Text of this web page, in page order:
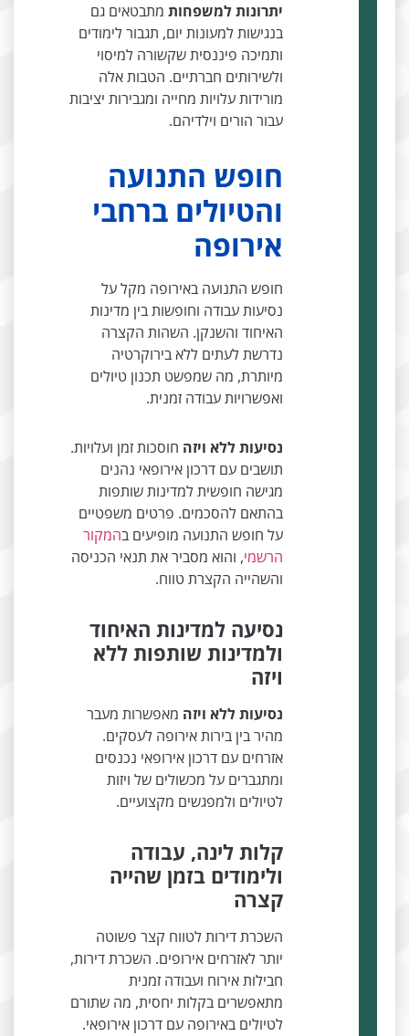
יתרונות למשפחותמתבטאים גם
בנגישות למעונות יום, תגבור לימודים
ותמיכה פיננסית שקשורה למיסוי
ולשירותים חברתיים. הטבות אלה
מורידות עלויות מחייה ומגבירות יציבות
עבור הורים וילדיהם.
חופש התנועה
והטיולים ברחבי
אירופה
חופש התנועה באירופה מקל על
נסיעות עבודה וחופשות בין מדינות
האיחוד והשנקן. השהות הקצרה
נדרשת לעתים ללא בירוקרטיה
מיותרת, מה שמפשט תכנון טיולים
ואפשרויות עבודה זמנית.
נסיעות ללא ויזהחוסכות זמן ועלויות.
תושבים עם דרכון אירופאי נהנים
מגישה חופשית למדינות שותפות
בהתאם להסכמים. פרטים משפטיים
על חופש התנועה מופיעים בהמקור
, והוא מסביר את תנאי הכניסה
והשהייה הקצרת טווח.
נסיעה למדינות האיחוד
ולמדינות שותפות ללא
נסיעות ללא ויזהמאפשרות מעבר
מהיר בין בירות אירופה לעסקים.
אזרחים עם דרכון אירופאי נכנסים
ומתגברים על מכשולים של ויזות
לטיולים ולמפגשים מקצועיים.
קלות לינה, עבודה
ולימודים בזמן שהייה
קצרה
השכרת דירות לטווח קצר פשוטה
יותר לאזרחים אירופים. השכרת דירות,
חבילות אירוח ועבודה זמנית
מתאפשרים בקלות יחסית, מה שתורם
לטיולים באירופה עם דרכון אירופאי.